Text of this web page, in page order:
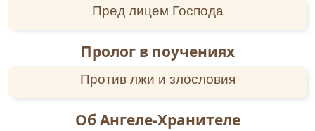
Пред лицем Господа
Пролог в поучениях
Против лжи и злословия
Об Ангеле-Хранителе